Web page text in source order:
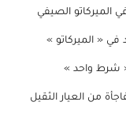
الميركاتو الصيفي
في « الميركاتو »
شرط واحد »
من العيار الثقيل